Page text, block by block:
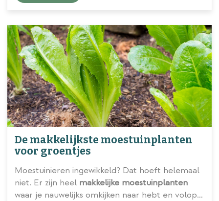
De makkelijkste moestuinplanten
voor groentjes
Moestuinieren ingewikkeld? Dat hoeft helemaal
niet. Er zijn heel makkelijke moestuinplanten
waar je nauwelijks omkijken naar hebt en volop